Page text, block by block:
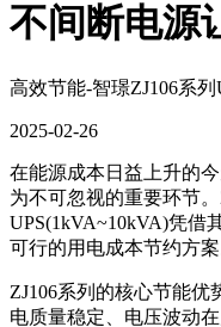
不间断电源
高效节能-智璟ZJ106系
2025-02-26
在能源成本日益上升的
为不可忽视的重要环节
UPS(1kVA~10kVA)凭借
可行的用电成本节约方案
ZJ106系列的核心节能
电质量稳定、电压波动